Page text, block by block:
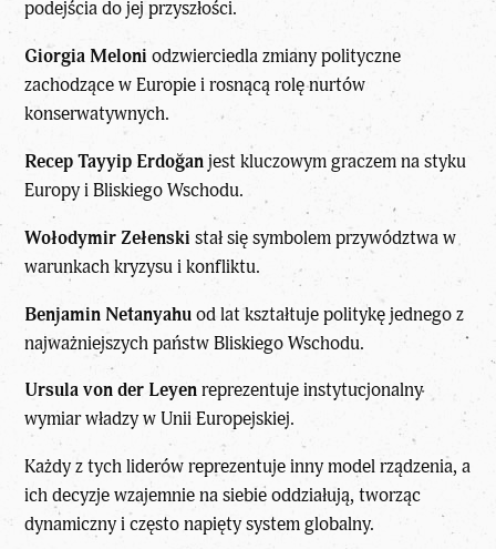
podejścia do jej przyszłości.
Giorgia Meloni odzwierciedla zmiany polityczne
zachodzące w Europie i rosnącą rolę nurtów
konserwatywnych.
Recep Tayyip Erdoğanjest kluczowym graczemna styku
Europy i Bliskiego Wschodu.
Wołodymir Zełenski stał się symbolem przywództwaw
warunkach kryzysu i konfliktu.
Benjamin Netanyahuod lat kształtuje politykęjednego z
najważniejszych państw Bliskiego Wschodu.
Ursula von der Leyenreprezentuje instytucjonalny
wymiar władzyw Unii Europejskiej.
Każdy z tych liderów reprezentuje inny model rządzenia, a
ich decyzje wzajemnie na siebie oddziałują, tworząc
dynamiczny i często napięty system globalny.